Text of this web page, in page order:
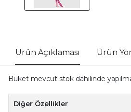
Ürün Açıklaması Ürün
Buket mevcut stok dahilinde
Diğer Özellikler